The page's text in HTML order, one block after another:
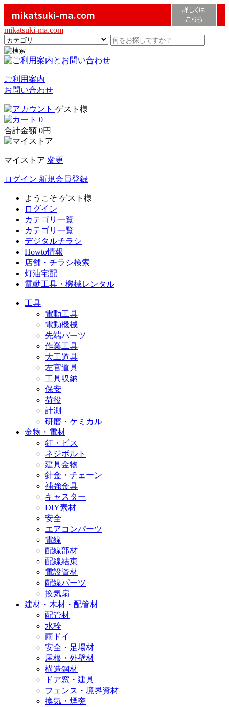
mikatsuki-ma.com
詳しくは
こちら
mikatsuki-ma.com
ご利用案内
お問い合わせ
ゲスト様
0
合計金額 0円
マイストア 変更
ログイン 新規会員登録
ようこそ ゲスト様
ログイン
カテゴリ一覧
カテゴリ一覧
デジタルチラシ
Howto情報
店舗・チラシ検索
灯油宅配
電動工具・機械レンタル
工具
電動工具
電動機械
先端パーツ
作業工具
大工道具
左官道具
工具収納
保安
荷役
計測
研磨・ケミカル
金物・電材
釘・ビス
ネジボルト
建具金物
針金・チェーン
補強金具
キャスター
DIY素材
安全
エアコンパーツ
電線
配線部材
配線結束
電設資材
配線パーツ
換気扇
建材・木材・配管材
配管材
水栓
雨ドイ
安全・足場材
屋根・外壁材
構造鋼材
ドア窓・建具
フェンス・境界資材
換気・煙突